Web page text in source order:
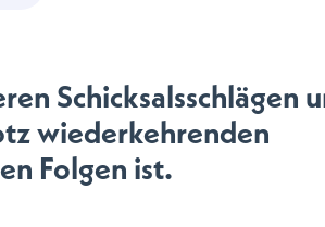
Schicksalsschlägen
wiederkehrenden
Folgen ist.